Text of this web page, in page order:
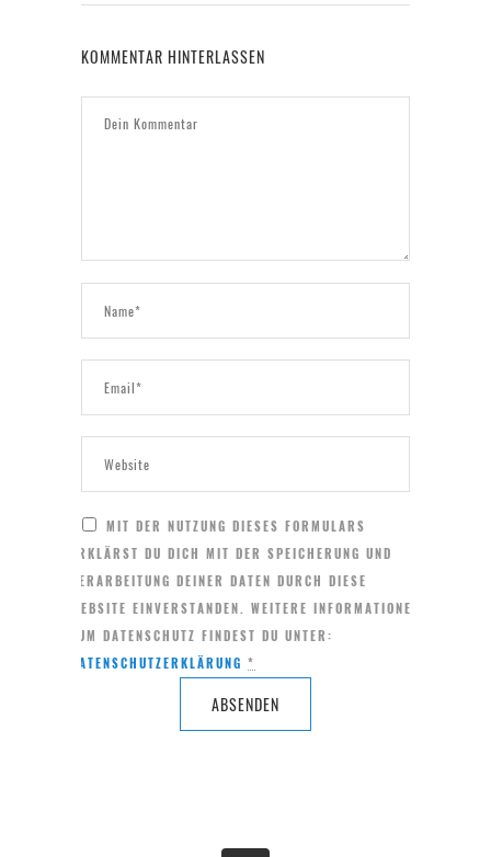
KOMMENTAR HINTERLASSEN
MIT DER NUTZUNG DIESES FORMULARS
ERKLÄRST DU DICH MIT DER SPEICHERUNG UND
VERARBEITUNG DEINER DATEN DURCH DIESE
WEBSITE EINVERSTANDEN. WEITERE INFORMATIONEN
ZUM DATENSCHUTZ FINDEST DU UNTER:
DATENSCHUTZERKLÄRUNG *